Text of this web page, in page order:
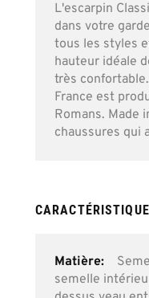
L'escarpin
dans votre
tous les styles
hauteur idéale
très
France est
Romans. Made
chaussures qui
Plus
d’information
semelle